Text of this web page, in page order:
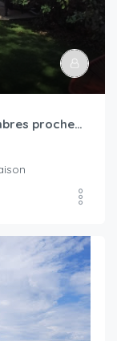
bail mobilité professionnels 4 chambres proche Martigues, 200 m de la mer